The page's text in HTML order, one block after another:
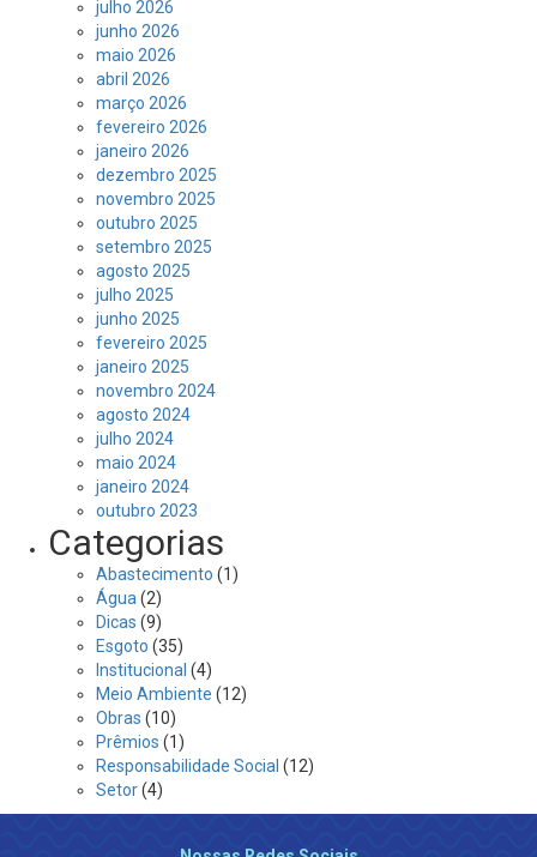
julho 2026
junho 2026
maio 2026
abril 2026
março 2026
fevereiro 2026
janeiro 2026
dezembro 2025
novembro 2025
outubro 2025
setembro 2025
agosto 2025
julho 2025
junho 2025
fevereiro 2025
janeiro 2025
novembro 2024
agosto 2024
julho 2024
maio 2024
janeiro 2024
outubro 2023
Categorias
Abastecimento (1)
Água (2)
Dicas (9)
Esgoto (35)
Institucional (4)
Meio Ambiente (12)
Obras (10)
Prêmios (1)
Responsabilidade Social (12)
Setor(4)